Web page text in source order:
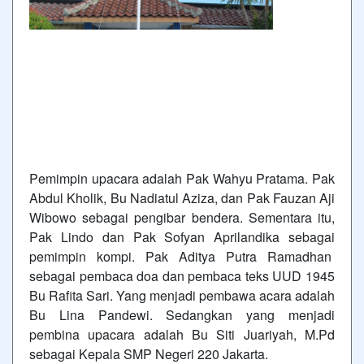
Pemimpin upacara adalah Pak Wahyu Pratama. Pak
Abdul Kholik, Bu Nadiatul Aziza, dan Pak Fauzan Aji
Wibowo sebagai pengibar bendera. Sementara itu,
Pak Lindo dan Pak Sofyan Aprilandika sebagai
pemimpin kompi. Pak Aditya Putra Ramadhan
sebagai pembaca doa dan pembaca teks UUD 1945
Bu Rafita Sari. Yang menjadi pembawa acara adalah
Bu Lina Pandewi. Sedangkan yang menjadi
pembina upacara adalah Bu Siti Juariyah, M.Pd
sebagai Kepala SMP Negeri 220 Jakarta.